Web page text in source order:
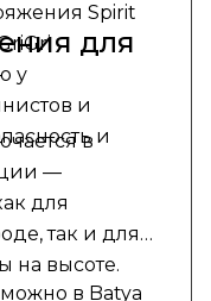
Spirit
у
и
и
для
в
—
для
так и для
на высоте.
в Batya